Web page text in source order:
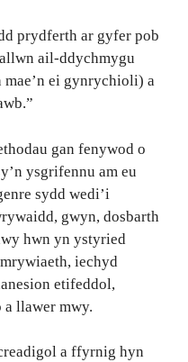
prydferth ar gyfer pob
ail-ddychmygu
mae’n ei gynrychioli) a
gan fenywod o
ysgrifennu am eu
sydd wedi’i
gwyn, dosbarth
hwn yn ystyried
iechyd
etifeddol,
llawer mwy.
a ffyrnig hyn